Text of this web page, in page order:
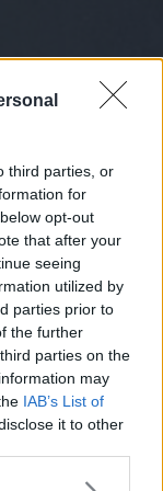
third parties, or
for
opt-out
that after your
seeing
utilized by
parties prior to
the further
parties on the
may
IAB’s List of
it to other
more Google
la
"Una
i martedì sera
comica,